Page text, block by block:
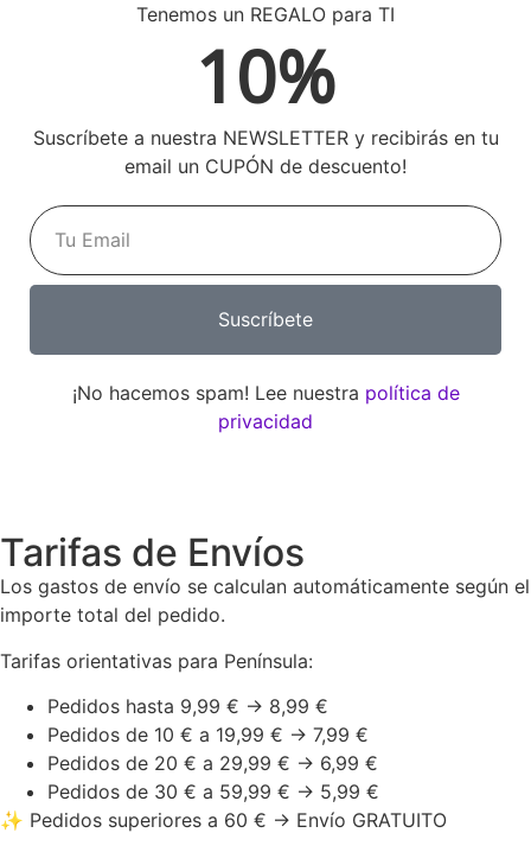
Tenemos un REGALO para TI
10%
Suscríbete a nuestra NEWSLETTER y recibirás en tu
email un CUPÓN de descuento!
Suscríbete
¡No hacemos spam! Lee nuestra política de
privacidad
Tarifas de Envíos
Los gastos de envío se calculan automáticamente según el
importe total del pedido.
Tarifas orientativas para Península:
Pedidos hasta 9,99 € → 8,99 €
Pedidos de 10 € a 19,99 € → 7,99 €
Pedidos de 20 € a 29,99 € → 6,99 €
Pedidos de 30 € a 59,99 € → 5,99 €
✨ Pedidos superiores a 60 € → Envío GRATUITO